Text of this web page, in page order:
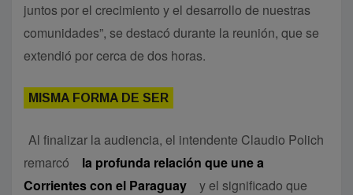
juntos por el crecimiento y el desarrollo de nuestras
comunidades”, se destacó durante la reunión, que se
extendió por cerca de dos horas.
MISMA FORMA DE SER
Al finalizar la audiencia, el intendente Claudio Polich
remarcó
la profunda relación que une a
Corrientes con el Paraguay
y el significado que